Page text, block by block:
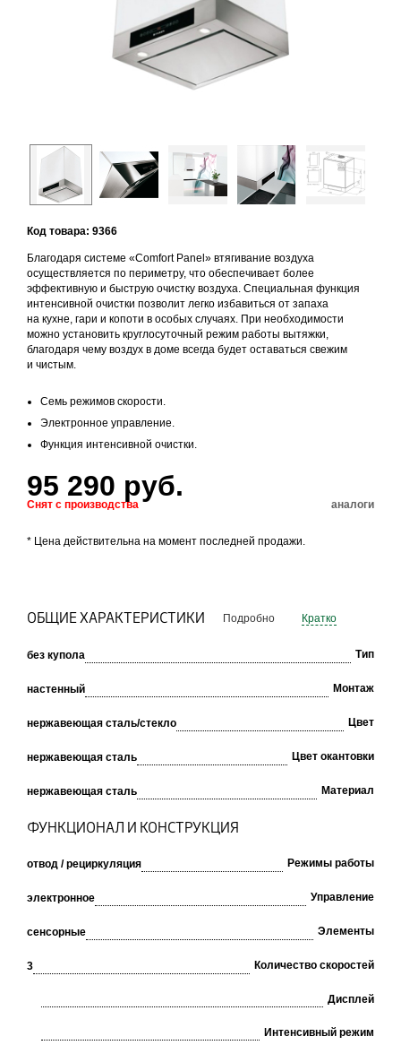
Код товара: 9366
Благодаря системе «Comfort Panel» втягивание воздуха
осуществляется по периметру, что обеспечивает более
эффективную и быструю очистку воздуха. Специальная функция
интенсивной очистки позволит легко избавиться от запаха
на кухне, гари и копоти в особых случаях. При необходимости
можно установить круглосуточный режим работы вытяжки,
благодаря чему воздух в доме всегда будет оставаться свежим
и чистым.
Семь режимов скорости.
Электронное управление.
Функция интенсивной очистки.
95 290 руб.
Снят с производства аналоги
* Цена действительна на момент последней продажи.
ОБЩИЕ ХАРАКТЕРИСТИКИ Подробно Кратко
без купола Тип
настенный Монтаж
нержавеющая сталь/стекло Цвет
нержавеющая сталь Цвет окантовки
нержавеющая сталь Материал
ФУНКЦИОНАЛ И КОНСТРУКЦИЯ
отвод / рециркуляция Режимы работы
электронное Управление
сенсорные Элементы
3 Количество скоростей
Дисплей
Интенсивный режим